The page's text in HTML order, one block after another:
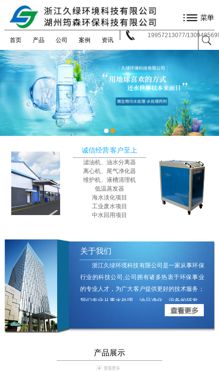
首页 产品 公司 案例 资讯
19957213077/
诚信经营客户至上
滤油机、 油水分离器
离心机、 尾气净化器
维护机、 液槽清理机
低温蒸发器
海水淡化项目
工业废水项目
中水回用项目
关于我们
浙江久绿环境科技有限公司是一家从事环保
行业的科技公司,公司拥有诸多热衷于环保事业
的专业人才，为广大客户提供更好的技术服务；
我们专业从事水处理、油品净化、设备的研发、
制造，我们服务的领域涵盖了工业油品、食用油
循环及集中供液的除渣、除臭、去杂油、杀菌维
护；工业用水的去离子、除微生物、除臭、杀菌
产品展示